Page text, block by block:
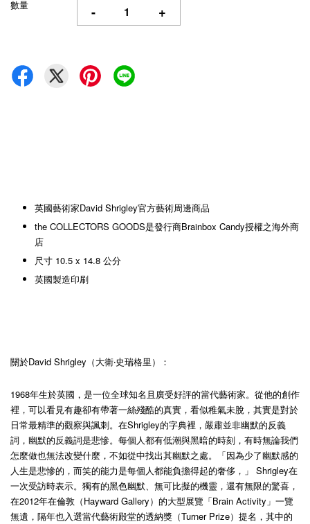
數量 - +
英國藝術家David Shrigley官方藝術周邊商品
the COLLECTORS GOODS是發行商Brainbox Candy授權之海外商
店
尺寸 10.5 x 14.8 公分
英國製造印刷
關於David Shrigley（大衛‧史瑞格里）：
1968年生於英國，是一位全球知名且廣受好評的當代藝術家。從他的創作
裡，可以看見有趣卻有帶著一絲殘酷的真實，看似稚氣未脫，其實是對於
日常最精準的觀察與諷刺。在Shrigley的字典裡，嚴肅並非幽默的反義
詞，幽默的反義詞是悲慘。每個人都有低潮與黑暗的時刻，有時無論我們
怎麼做也無法改變什麼，不如從中找出其幽默之處。「因為少了幽默感的
人生是悲慘的，而笑的能力是每個人都能負擔得起的奢侈，」 Shrigley在
一次受訪時表示。獨有的黑色幽默、無可比擬的機靈，還有無限的驚喜，
在2012年在倫敦（Hayward Gallery）的大型展覽「Brain Activity」一覽
無遺，隔年也入選當代藝術殿堂的透納獎（Turner Prize）提名，其中的